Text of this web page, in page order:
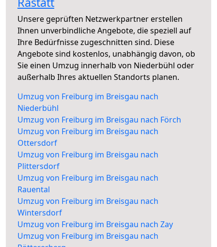
Unsere geprüften Netzwerkpartner erstellen
Ihnen unverbindliche Angebote, die speziell auf
Ihre Bedürfnisse zugeschnitten sind. Diese
Angebote sind kostenlos, unabhängig davon, ob
Sie einen Umzug innerhalb von Niederbühl oder
außerhalb Ihres aktuellen Standorts planen.
Umzug von Freiburg im Breisgau nach
Niederbühl
Umzug von Freiburg im Breisgau nach Förch
Umzug von Freiburg im Breisgau nach
Ottersdorf
Umzug von Freiburg im Breisgau nach
Plittersdorf
Umzug von Freiburg im Breisgau nach
Rauental
Umzug von Freiburg im Breisgau nach
Wintersdorf
Umzug von Freiburg im Breisgau nach Zay
Umzug von Freiburg im Breisgau nach